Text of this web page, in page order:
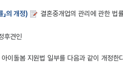
의 개정)
결혼중개업의 관리에 관한 법
후견인
아이돌봄 지원법 일부를 다음과 같이 개정한